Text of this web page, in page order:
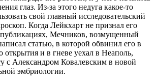
глаз. Из-за этого недуга какое-то
свой главный исследовательский
Когда Лейкхарт не признал его
публикациях, Мечников, возмущенный
статью, в которой обвинил его в
открытия и в гневе уехал в Неаполь,
с Александром Ковалевским в новой
эмбриологии.